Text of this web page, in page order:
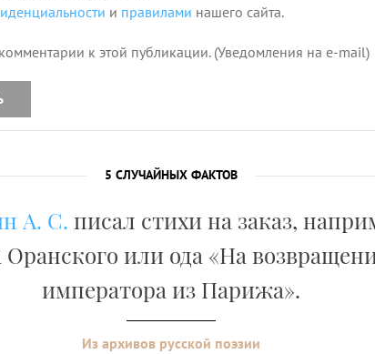
и правилами нашего сайта.
к этой публикации. (Уведомления на e-mail)
5 СЛУЧАЙНЫХ ФАКТОВ
А. С. писал стихи на заказ,
или ода «На
императора из Парижа».
Из архивов русской поэзии